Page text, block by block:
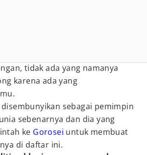
tidak ada yang namanya
karena ada yang
sebagai pemimpin
sebenarnya dan dia yang
ke Gorosei untuk membuat
di daftar ini.